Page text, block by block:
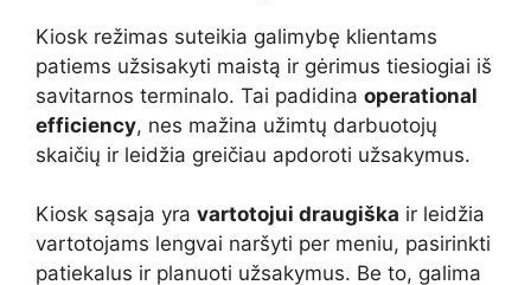
Kiosk režimas suteikia galimybę klientams
patiems užsisakyti maistą ir gėrimus tiesiogiai iš
savitarnos terminalo. Tai padidina operational
efficiency, nes mažina užimtų darbuotojų
skaičių ir leidžia greičiau apdoroti užsakymus.
Kiosk sąsaja yra vartotojui draugiška ir leidžia
vartotojams lengvai naršyti per meniu, pasirinkti
patiekalus ir planuoti užsakymus. Be to, galima